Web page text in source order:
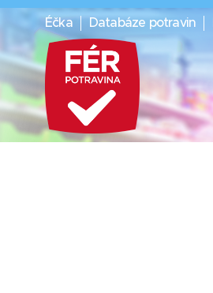
Éčka Databáze potravin